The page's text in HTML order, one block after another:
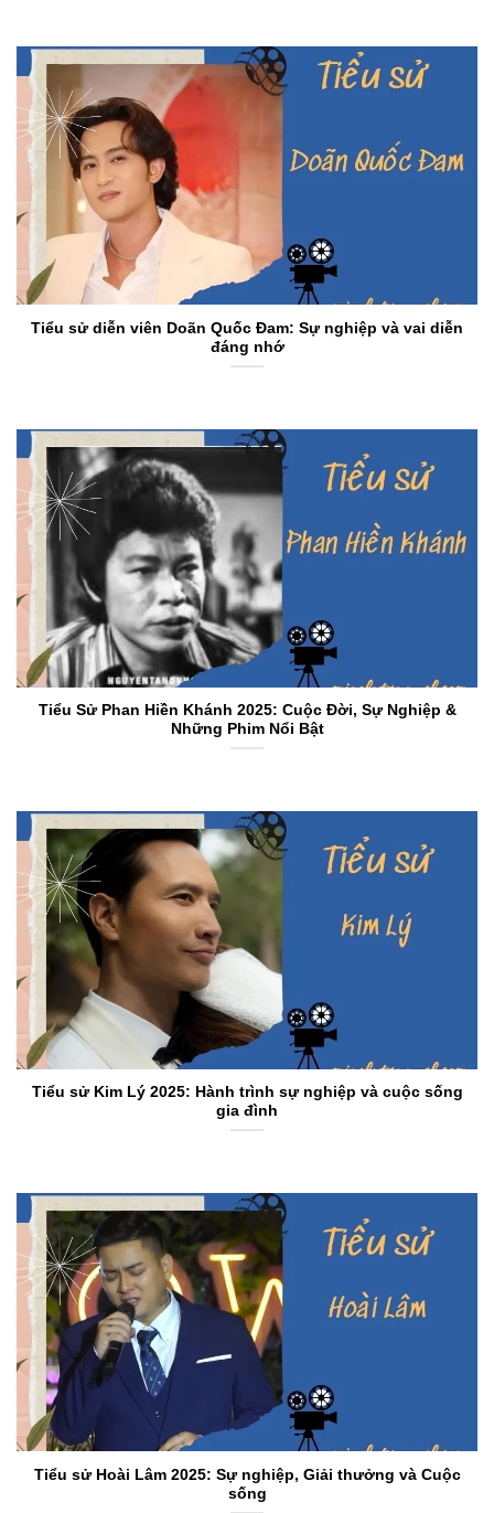
Tiểu sử diễn viên Doãn Quốc Đam: Sự nghiệp và vai diễn
đáng nhớ
Tiểu Sử Phan Hiền Khánh 2025: Cuộc Đời, Sự Nghiệp &
Những Phim Nổi Bật
Tiểu sử Kim Lý 2025: Hành trình sự nghiệp và cuộc sống
gia đình
Tiểu sử Hoài Lâm 2025: Sự nghiệp, Giải thưởng và Cuộc
sống